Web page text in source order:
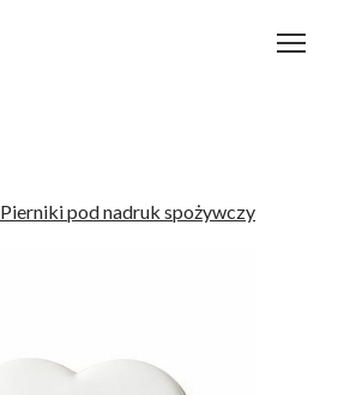
Pierniki pod nadruk spożywczy